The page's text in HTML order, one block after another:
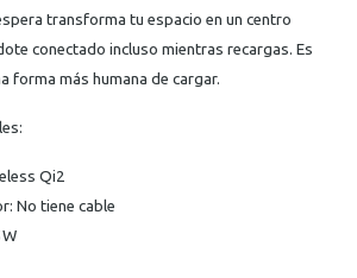
transforma tu espacio en un centro
conectado incluso mientras recargas. Es
forma más humana de cargar.
Qi2
No tiene cable